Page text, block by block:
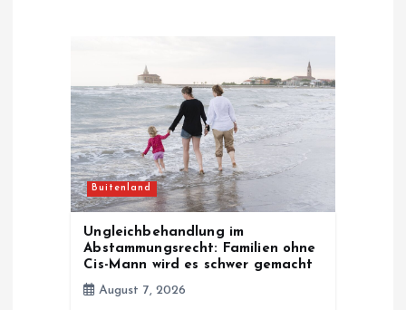
Buitenland
Ungleichbehandlung im
Abstammungsrecht: Familien ohne
Cis-Mann wird es schwer gemacht
August 7, 2026